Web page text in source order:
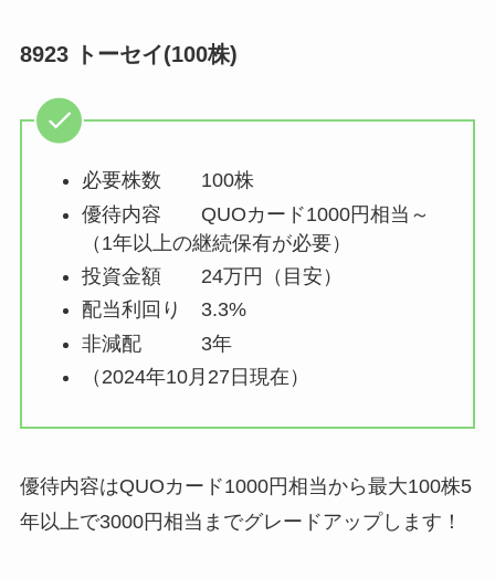
8923 トーセイ(100株)
必要株数 100株
優待内容 QUOカード1000円相当～
（1年以上の継続保有が必要）
投資金額 24万円（目安）
配当利回り 3.3%
非減配 3年
（2024年10月27日現在）
優待内容はQUOカード1000円相当から最大100株5
年以上で3000円相当までグレードアップします！